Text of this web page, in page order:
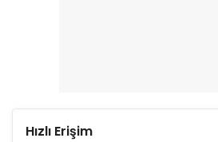
Hızlı Erişim